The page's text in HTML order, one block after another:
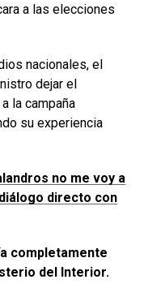
a las elecciones
nacionales, el
dejar el
la campaña
su experiencia
no me voy a
directo con
completamente
del Interior.